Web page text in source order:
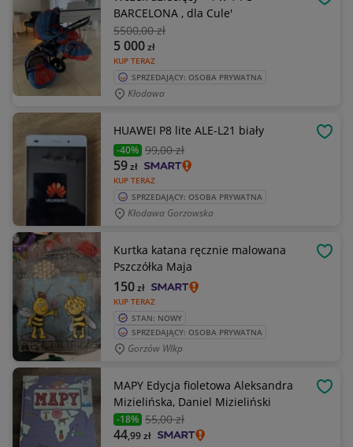
BARCELONA , dla Cule'
5500,00 zł
KUP TERAZ
5 000zł
SPRZEDAJĄCY: OSOBA PRYWATNA
Kłodawa
HUAWEI P8 lite ALE-L21 biały
-40% 99,00 zł
KUP TERAZ
59zł
SPRZEDAJĄCY: OSOBA PRYWATNA
Kłodawa Gorzowska
Kurtka katana ręcznie malowana
Pszczółka Maja
KUP TERAZ
150zł
STAN: NOWY
SPRZEDAJĄCY: OSOBA PRYWATNA
Gorzów Wlkp
MAPY Edycja fioletowa Aleksandra
Mizielińska, Daniel Mizieliński
-18% 55,00 zł
44,99zł